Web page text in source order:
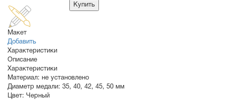
Макет
Добавить
Купить
Характеристики
Описание
Характеристики
Материал: не установлено
Диаметр медали: 35, 40, 42, 45, 50 мм
Цвет: Черный